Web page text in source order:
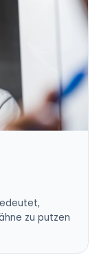
zu putzen